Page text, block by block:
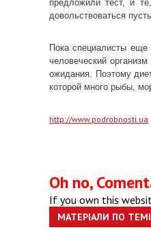
предложили тест, и
довольствоваться
Пока специалисты
человеческий
ожидания. Поэтому
которой много рыбы,
http://www.podrobnosti.ua
Oh no,
If you own this
МАТЕРІАЛИ ПО ТЕМІ